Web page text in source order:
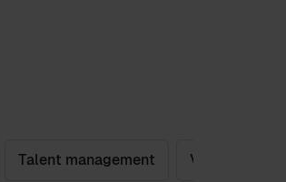
Talent management